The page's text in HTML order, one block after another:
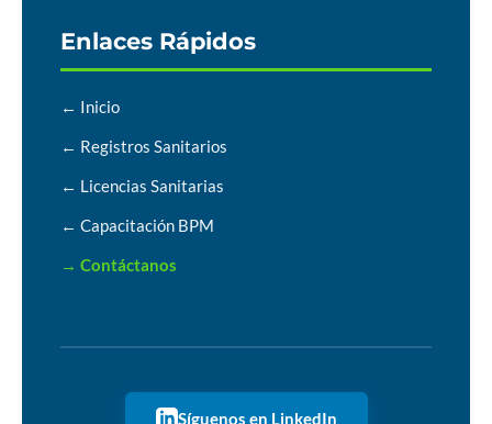
Enlaces Rápidos
← Inicio
← Registros Sanitarios
← Licencias Sanitarias
← Capacitación BPM
→ Contáctanos
Síguenos en LinkedIn